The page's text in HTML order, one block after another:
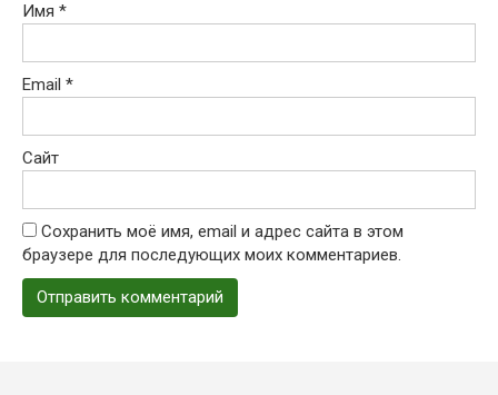
Имя *
Email *
Сайт
Сохранить моё имя, email и адрес сайта в этом
браузере для последующих моих комментариев.